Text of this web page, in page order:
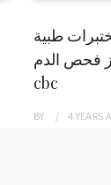
مختبرات طبية
فحص الدم
cbc
BY 4 YEARS